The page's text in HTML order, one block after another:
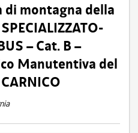
di montagna della
– Cat. B –
Manutentiva del